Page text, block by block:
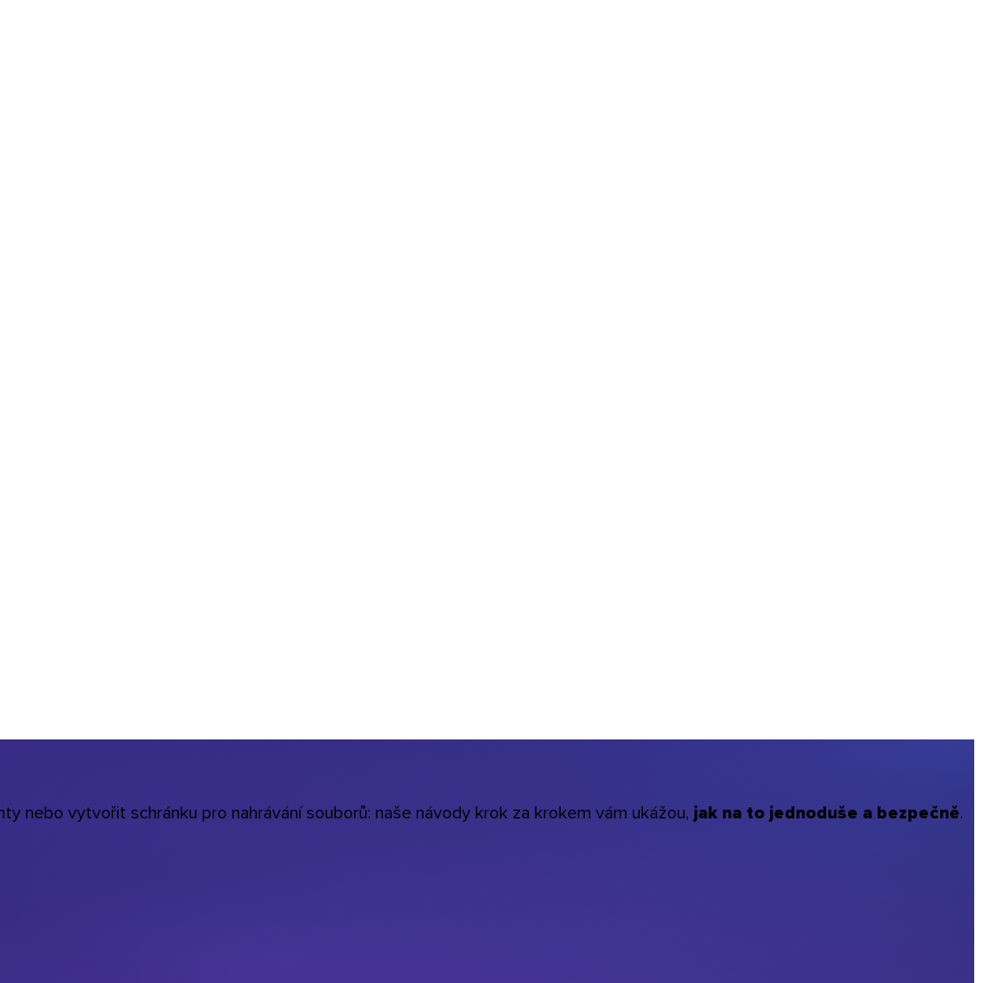
nebo vytvořit schránku pro nahrávání souborů: naše návody krok za krokem vám ukážou, jak na to jednoduše a bezpečně.